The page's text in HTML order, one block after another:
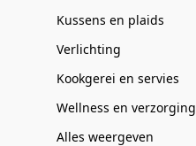
Kussens en plaids
Verlichting
Kookgerei en servies
Wellness en verzorging
Alles weergeven